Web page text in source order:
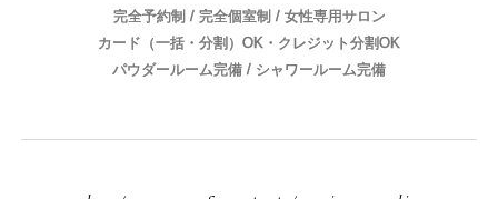
完全予約制 / 完全個室制 / 女性専用サロン
カード（一括・分割）OK・クレジット分割OK
パウダールーム完備 / シャワールーム完備